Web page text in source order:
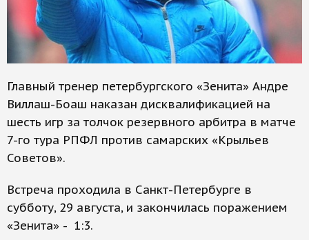
Главный тренер петербургского «Зенита» Андре
Виллаш-Боаш наказан дисквалификацией на
шесть игр за толчок резервного арбитра в матче
7-го тура РПФЛ против самарских «Крыльев
Советов».
Встреча проходила в Санкт-Петербурге в
субботу, 29 августа, и закончилась поражением
«Зенита» - 1:3.